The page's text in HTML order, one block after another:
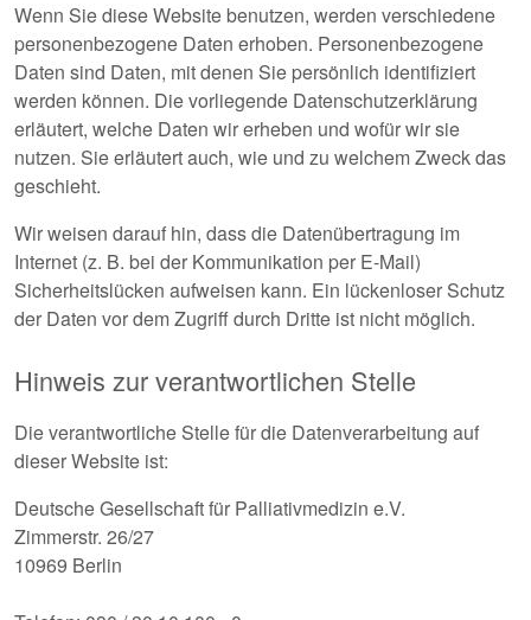
Wenn Sie diese Website benutzen, werden verschiedene
personenbezogene Daten erhoben. Personenbezogene
Daten sind Daten, mit denen Sie persönlich identifiziert
werden können. Die vorliegende Datenschutzerklärung
erläutert, welche Daten wir erheben und wofür wir sie
nutzen. Sie erläutert auch, wie und zu welchem Zweck das
geschieht.
Wir weisen darauf hin, dass die Datenübertragung im
Internet (z. B. bei der Kommunikation per E-Mail)
Sicherheitslücken aufweisen kann. Ein lückenloser Schutz
der Daten vor dem Zugriff durch Dritte ist nicht möglich.
Hinweis zur verantwortlichen Stelle
Die verantwortliche Stelle für die Datenverarbeitung auf
dieser Website ist:
Deutsche Gesellschaft für Palliativmedizin e.V.
Zimmerstr. 26/27
10969 Berlin